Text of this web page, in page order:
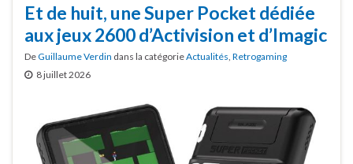
Et de huit, une Super Pocket dédiée
aux jeux 2600 d’Activision et d’Imagic
DeGuillaume Verdin dans la catégorieActualités Retrogaming
8 juillet 2026